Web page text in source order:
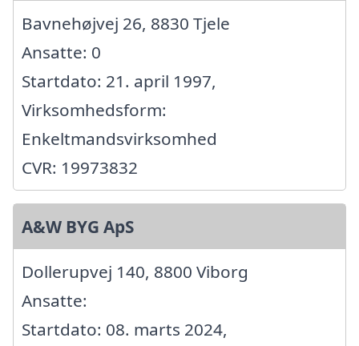
Bavnehøjvej 26, 8830 Tjele
Ansatte: 0
Startdato: 21. april 1997,
Virksomhedsform:
Enkeltmandsvirksomhed
CVR: 19973832
A&W BYG ApS
Dollerupvej 140, 8800 Viborg
Ansatte:
Startdato: 08. marts 2024,